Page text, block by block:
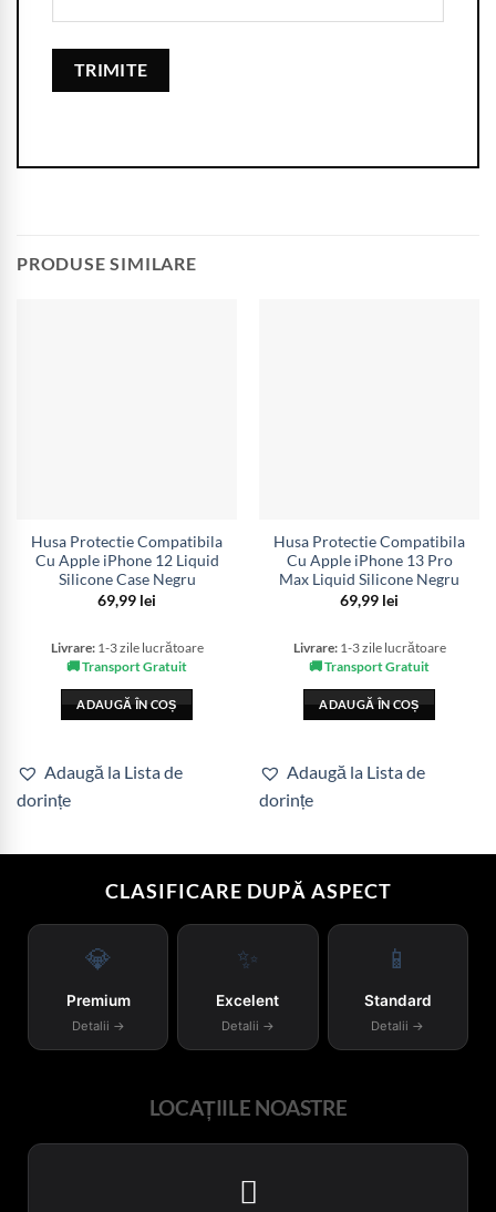
PRODUSE SIMILARE
Husa Protectie Compatibila
Cu Apple iPhone 12 Liquid
Silicone Case Negru
69,99 lei
Livrare:1-3 zile lucrătoare
🚚 Transport Gratuit
ADAUGĂ ÎN COȘ
Adaugă la Lista de
dorințe
Husa Protectie Compatibila
Cu Apple iPhone 13 Pro
Max Liquid Silicone Negru
69,99 lei
Livrare:1-3 zile lucrătoare
🚚 Transport Gratuit
ADAUGĂ ÎN COȘ
Adaugă la Lista de
dorințe
CLASIFICARE DUPĂ ASPECT
💎
Premium
Detalii →
✨
Excelent
Detalii →
📱
Standard
Detalii →
LOCAȚIILE NOASTRE
